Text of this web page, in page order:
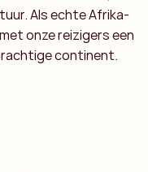
Als echte Afrika-
onze reizigers een
continent.